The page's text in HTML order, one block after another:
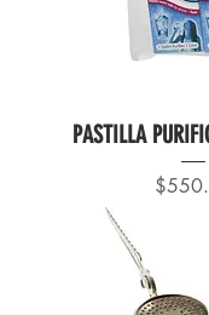
PASTILLA
Precio